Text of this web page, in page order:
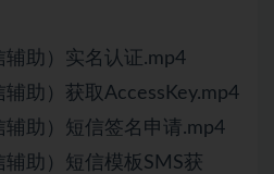
助）实名认证.mp4
）获取AccessKey.mp4
助）短信签名申请.mp4
）短信模板SMS获